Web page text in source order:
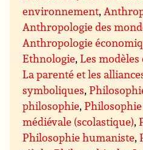
environnement,
Anthropologie des
Anthropologie
Ethnologie,Les modèles
La parenté et les
symboliques,
philosophie,
médiévale (scolastique),
Philosophie humaniste,